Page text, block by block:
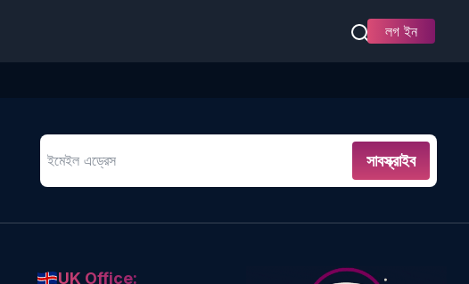
লগ ইন
সাবস্ক্রাইব
UK Office: